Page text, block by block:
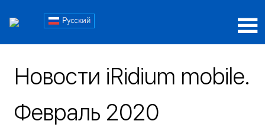
содержимому
Блог
Новости iRidium mobile.
Февраль 2020